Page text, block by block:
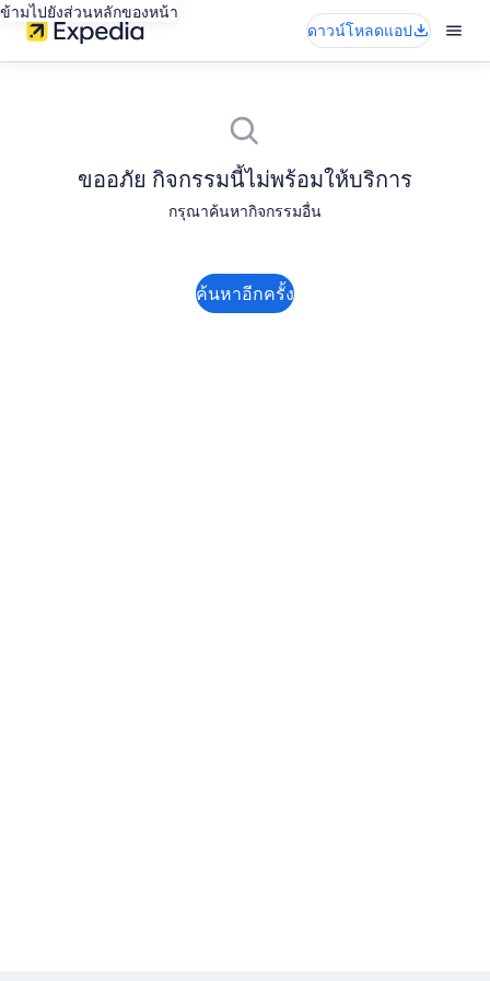
ข้ามไปยังส่วนหลักของหน้า
ดาวน์โหลดแอป
ขออภัย กิจกรรมนี้ไม่พร้อมให้บริการ
กรุณาค้นหากิจกรรมอื่น
ค้นหาอีกครั้ง